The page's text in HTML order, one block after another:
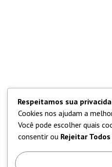
Respeitamos sua
Cookies nos ajudam a
Você pode escolher quais
consentir ou Rejeitar Todos